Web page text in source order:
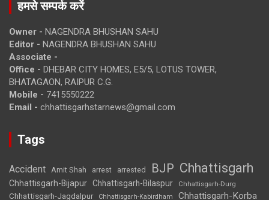
हमसे सम्पर्क करें
Owner - NAGENDRA BHUSHAN SAHU
Editor - NAGENDRA BHUSHAN SAHU
Associate -
Office - DHEBAR CITY HOMES, E5/5, LOTUS TOWER,
BHATAGAON, RAIPUR C.G.
Mobile - 7415550222
Email - chhattisgarhstarnews@gmail.com
Tags
Accident Amit Shah arrest arrested BJP Chhattisgarh
Chhattisgarh-Bijapur Chhattisgarh-Bilaspur Chhattisgarh-Durg
Chhattisgarh-Jagdalpur Chhattisgarh-Kabirdham Chhattisgarh-Korba